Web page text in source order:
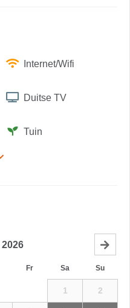
Internet/Wifi
Duitse TV
Tuin
2026
Fr Sa Su
1 2